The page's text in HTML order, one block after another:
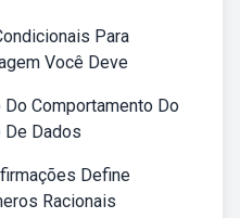
Para
Você Deve
Comportamento Do
De Dados
Define
Racionais